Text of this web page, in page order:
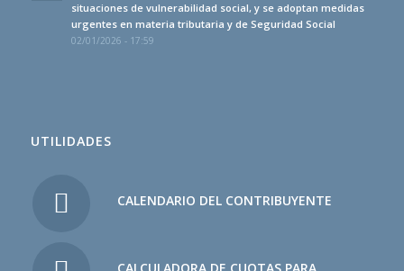
situaciones de vulnerabilidad social, y se adoptan medidas
urgentes en materia tributaria y de Seguridad Social
02/01/2026 - 17:59
UTILIDADES
CALENDARIO DEL CONTRIBUYENTE